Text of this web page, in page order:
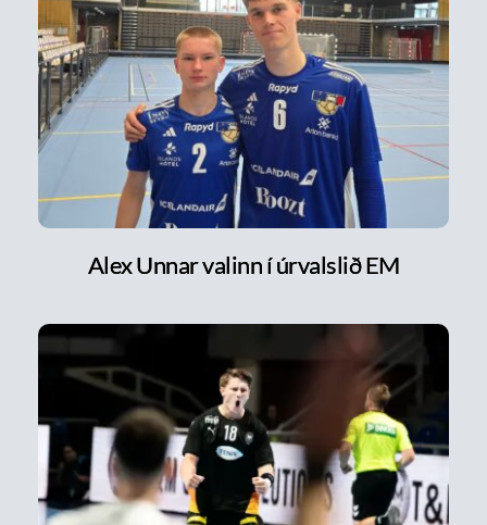
Alex Unnar valinn í úrvalslið EM